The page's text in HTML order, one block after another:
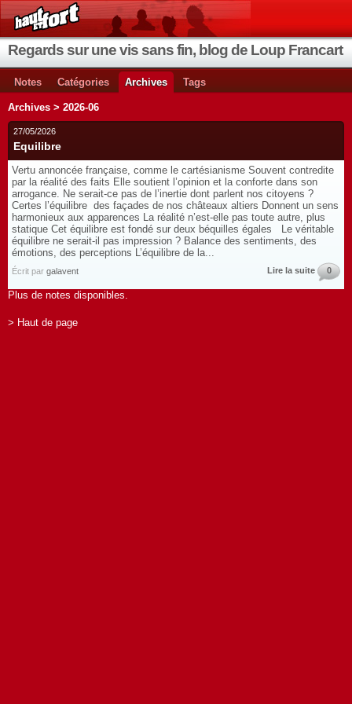
Regards sur une vis sans fin, blog de Loup Francart
Notes Catégories Archives Tags
Archives > 2026-06
27/05/2026
Equilibre
Vertu annoncée française, comme le cartésianisme Souvent contredite
par la réalité des faits Elle soutient l’opinion et la conforte dans son
arrogance. Ne serait-ce pas de l’inertie dont parlent nos citoyens ?
Certes l’équilibre des façades de nos châteaux altiers Donnent un sens
harmonieux aux apparences La réalité n’est-elle pas toute autre, plus
statique Cet équilibre est fondé sur deux béquilles égales Le véritable
équilibre ne serait-il pas impression ? Balance des sentiments, des
émotions, des perceptions L’équilibre de la...
Écrit par galavent Lire la suite 0
Plus de notes disponibles.
> Haut de page